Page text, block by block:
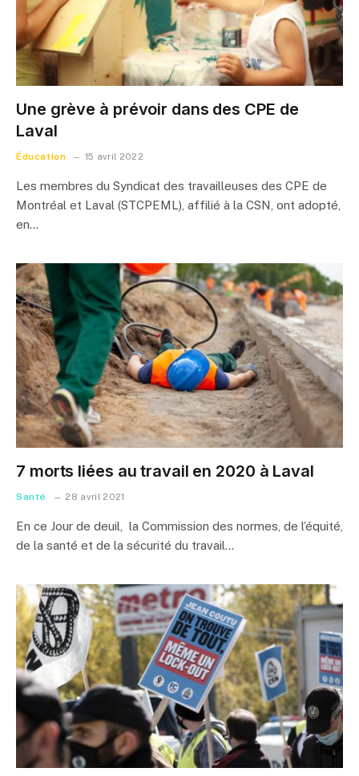
Une grève à prévoir dans des CPE de
Laval
Éducation 15 avril 2022
Les membres du Syndicat des travailleuses des CPE de
Montréal et Laval (STCPEML), affilié à la CSN, ont adopté,
en…
7 morts liées au travail en 2020 à Laval
Santé 28 avril 2021
En ce Jour de deuil, la Commission des normes, de l’équité,
de la santé et de la sécurité du travail…